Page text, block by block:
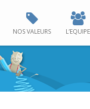
NOS VALEURS L’EQUIPE